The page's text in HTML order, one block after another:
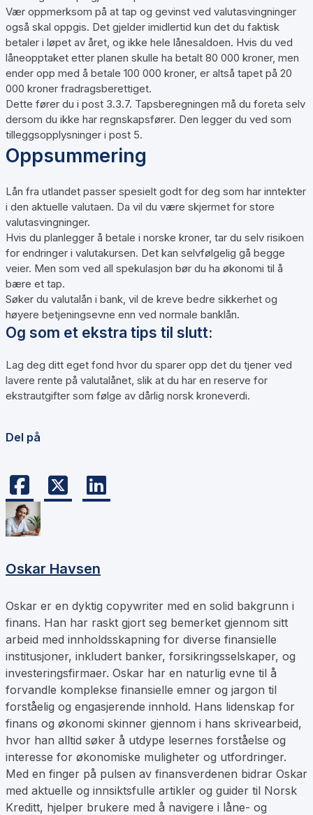
Vær oppmerksom på at tap og gevinst ved valutasvingninger
også skal oppgis. Det gjelder imidlertid kun det du faktisk
betaler i løpet av året, og ikke hele lånesaldoen. Hvis du ved
låneopptaket etter planen skulle ha betalt 80 000 kroner, men
ender opp med å betale 100 000 kroner, er altså tapet på 20
000 kroner fradragsberettiget.
Dette fører du i post 3.3.7. Tapsberegningen må du foreta selv
dersom du ikke har regnskapsfører. Den legger du ved som
tilleggsopplysninger i post 5.
Oppsummering
Lån fra utlandet passer spesielt godt for deg som har inntekter
i den aktuelle valutaen. Da vil du være skjermet for store
valutasvingninger.
Hvis du planlegger å betale i norske kroner, tar du selv risikoen
for endringer i valutakursen. Det kan selvfølgelig gå begge
veier. Men som ved all spekulasjon bør du ha økonomi til å
bære et tap.
Søker du valutalån i bank, vil de kreve bedre sikkerhet og
høyere betjeningsevne enn ved normale banklån.
Og som et ekstra tips til slutt:
Lag deg ditt eget fond hvor du sparer opp det du tjener ved
lavere rente på valutalånet, slik at du har en reserve for
ekstrautgifter som følge av dårlig norsk kroneverdi.
Del på
Oskar Havsen
Oskar er en dyktig copywriter med en solid bakgrunn i
finans. Han har raskt gjort seg bemerket gjennom sitt
arbeid med innholdsskapning for diverse finansielle
institusjoner, inkludert banker, forsikringsselskaper, og
investeringsfirmaer. Oskar har en naturlig evne til å
forvandle komplekse finansielle emner og jargon til
forståelig og engasjerende innhold. Hans lidenskap for
finans og økonomi skinner gjennom i hans skrivearbeid,
hvor han alltid søker å utdype lesernes forståelse og
interesse for økonomiske muligheter og utfordringer.
Med en finger på pulsen av finansverdenen bidrar Oskar
med aktuelle og innsiktsfulle artikler og guider til Norsk
Kreditt, hjelper brukere med å navigere i låne- og